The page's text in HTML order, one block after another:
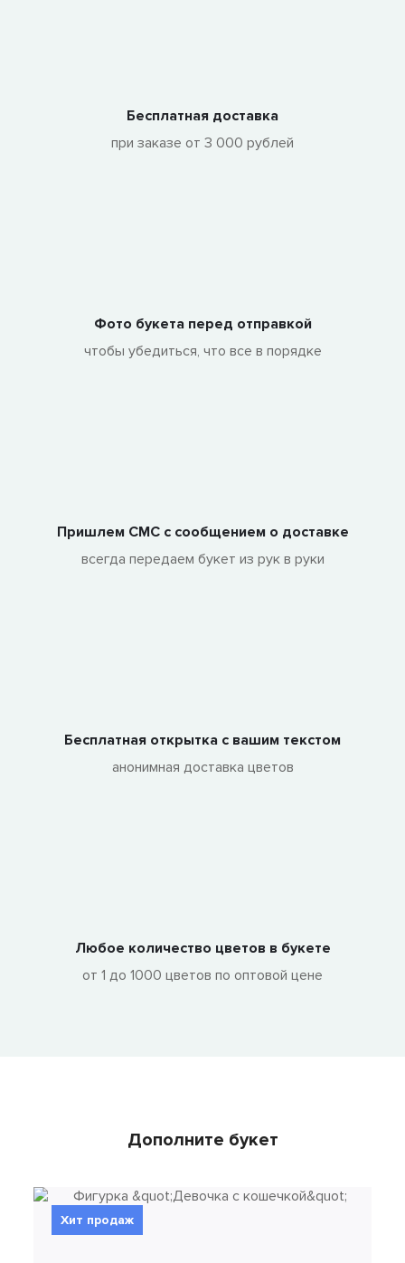
Бесплатная доставка
при заказе от 3 000 рублей
Фото букета перед отправкой
чтобы убедиться, что все в порядке
Пришлем СМС с сообщением о доставке
всегда передаем букет из рук в руки
Бесплатная открытка с вашим текстом
анонимная доставка цветов
Любое количество цветов в букете
от 1 до 1000 цветов по оптовой цене
Дополните букет
Хит продаж